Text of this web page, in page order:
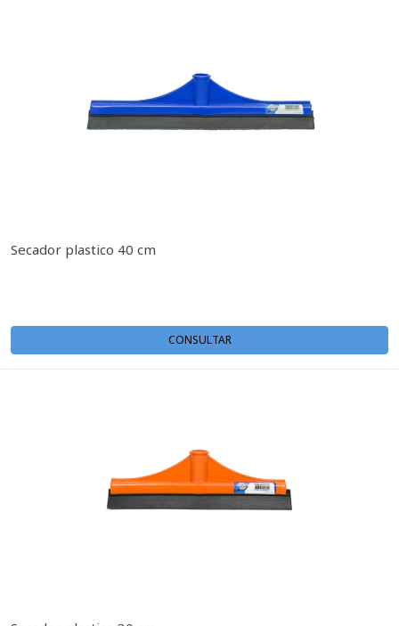
Secador plastico 40 cm
CONSULTAR